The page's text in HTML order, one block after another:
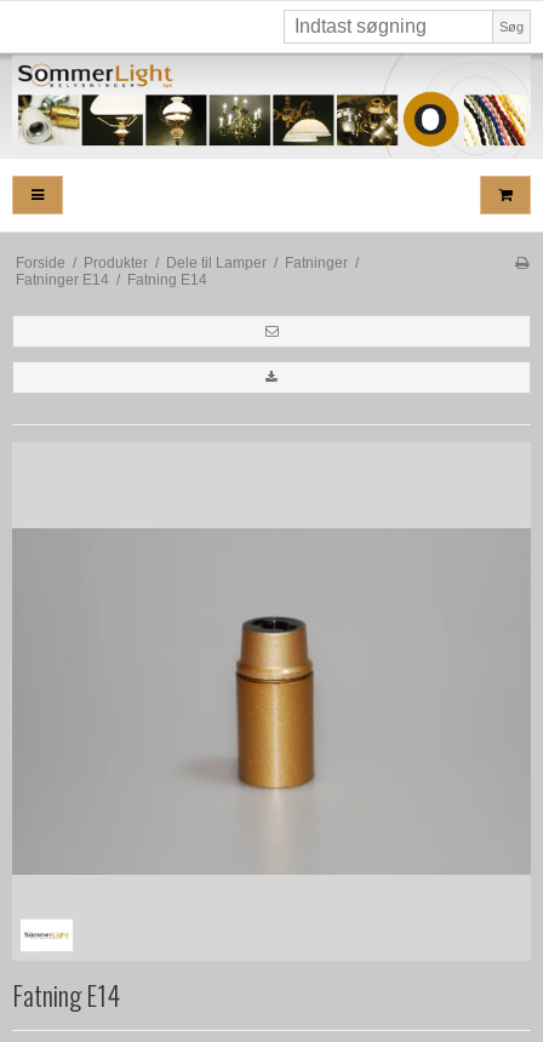
Søg
Forside / Produkter / Dele til Lamper / Fatninger /
Fatninger E14 / Fatning E14
Fatning E14